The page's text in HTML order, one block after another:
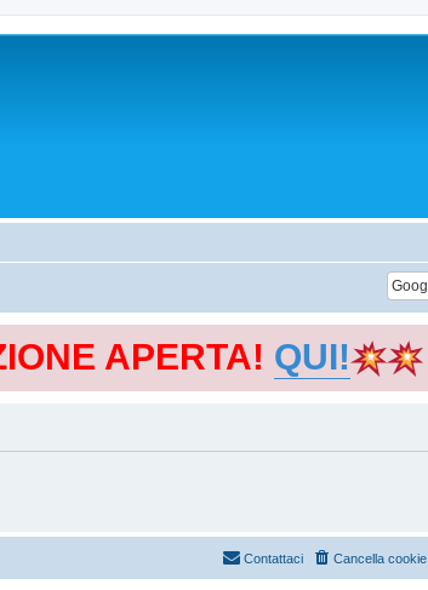
APERTA! QUI!
Cancella cookie
Contattaci